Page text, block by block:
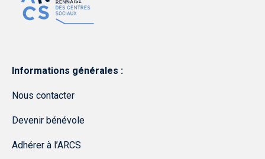
Informations générales :
Nous contacter
Devenir bénévole
Adhérer à l’ARCS